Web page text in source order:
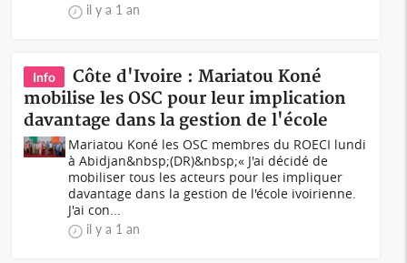
il y a 1 an
Info
Côte d'Ivoire : Mariatou Koné
mobilise les OSC pour leur implication
davantage dans la gestion de l'école
Mariatou Koné les OSC membres du ROECI lundi
à Abidjan&nbsp;(DR)&nbsp;« J'ai décidé de
mobiliser tous les acteurs pour les impliquer
davantage dans la gestion de l'école ivoirienne.
J'ai con...
il y a 1 an